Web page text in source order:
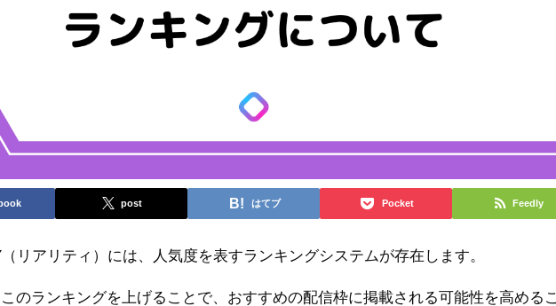
post はてブ Pocket Feedly
リアリティ）には、人気度を表すランキングシステムが存在します。
のランキングを上げることで、おすすめの配信枠に掲載される可能性を高めるこ